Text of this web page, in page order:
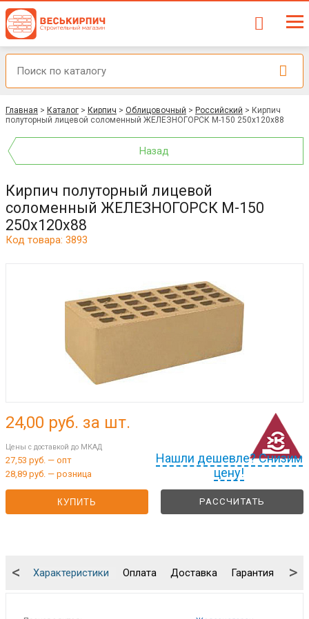
Главная > Каталог > Кирпич > Облицовочный > Российский > Кирпич
полуторный лицевой соломенный ЖЕЛЕЗНОГОРСК М-150 250x120x88
Назад
Кирпич полуторный лицевой
соломенный ЖЕЛЕЗНОГОРСК М-150
250x120x88
Код товара: 3893
Нашли дешевле? Снизим
цену!
24,00 руб. за шт.
Цены с доставкой до МКАД
27,53 руб. — опт
28,89 руб. — розница
КУПИТЬ РАССЧИТАТЬ
Характеристики Оплата Доставка Гарантия
< >